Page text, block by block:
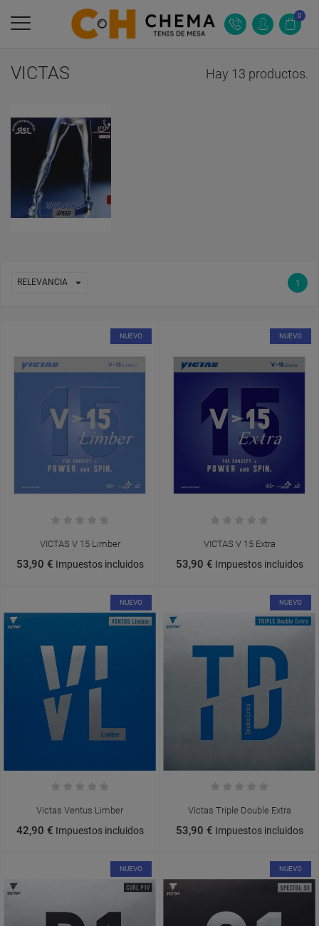
0
VICTAS Hay 13 productos.
RELEVANCIA  1
NUEVO
VICTAS V 15 Limber
53,90 € Impuestos incluidos
NUEVO
VICTAS V 15 Extra
53,90 € Impuestos incluidos
NUEVO
Victas Ventus Limber
42,90 € Impuestos incluidos
NUEVO
Victas Triple Double Extra
53,90 € Impuestos incluidos
NUEVO NUEVO